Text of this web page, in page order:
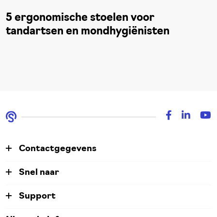
5 ergonomische stoelen voor
tandartsen en mondhygiënisten
Contactgegevens
Snel naar
Support